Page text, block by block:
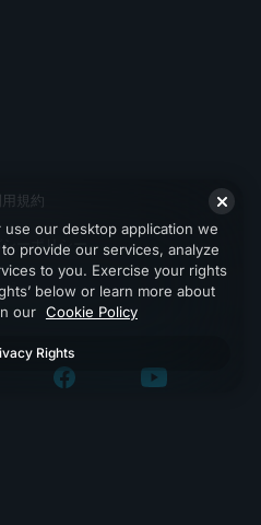
規約
ーポリシー
ート
our desktop application we
provide our services, analyze
to you. Exercise your rights
below or learn more about
our Cookie Policy
Rights